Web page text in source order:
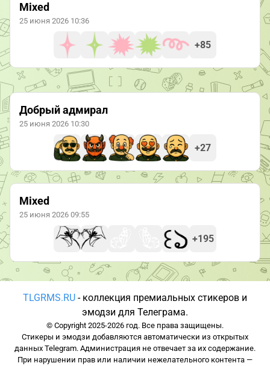
Mixed
25 июня 2026 10:36
+85
Добрый адмирал
25 июня 2026 10:30
+27
Mixed
25 июня 2026 09:55
+195
TLGRMS.RU - коллекция премиальных стикеров и
эмодзи для Телеграма.
© Copyright 2025-2026 год. Все права защищены.
Стикеры и эмодзи добавляются автоматически из открытых
данных Telegram. Администрация не отвечает за их содержание.
При нарушении прав или наличии нежелательного контента —